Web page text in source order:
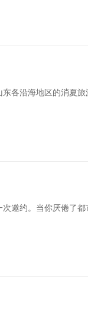
各沿海地区的消夏旅
邀约。当你厌倦了都